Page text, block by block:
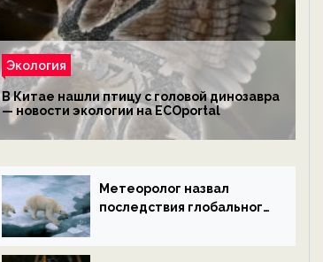
Экология
В Китае нашли птицу с головой динозавра
— новости экологии на ECOportal
Метеоролог назвал
последствия глобального